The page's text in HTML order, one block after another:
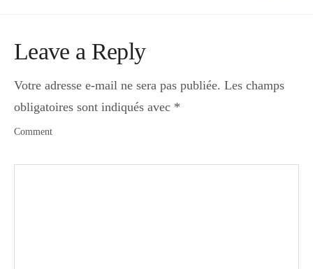
Leave a Reply
Votre adresse e-mail ne sera pas publiée. Les champs
obligatoires sont indiqués avec *
Comment